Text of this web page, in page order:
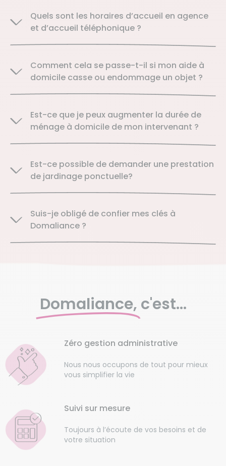
Quels sont les horaires d’accueil en agence
et d’accueil téléphonique ?
Comment cela se passe-t-il si mon aide à
domicile casse ou endommage un objet ?
Est-ce que je peux augmenter la durée de
ménage à domicile de mon intervenant ?
Est-ce possible de demander une prestation
de jardinage ponctuelle?
Suis-je obligé de confier mes clés à
Domaliance ?
Domaliance, c'est...
Zéro gestion administrative
Nous nous occupons de tout pour mieux
vous simplifier la vie
Suivi sur mesure
Toujours à l’écoute de vos besoins et de
votre situation